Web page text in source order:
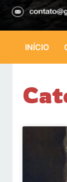
INÍCIO